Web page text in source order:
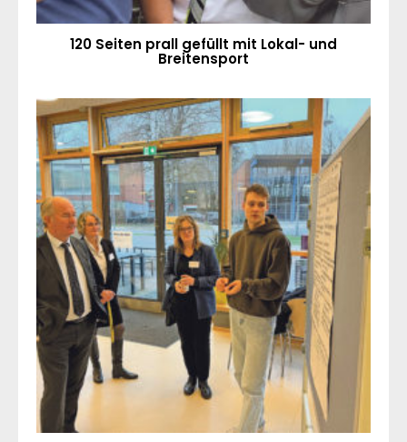
120 Seiten prall gefüllt mit Lokal- und
Breitensport